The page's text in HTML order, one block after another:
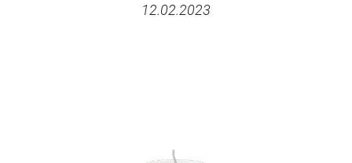
12.02.2023